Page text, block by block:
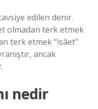
edilen denir.
olmadan terk etmek
terk etmek “isâet”
ancak
nedir